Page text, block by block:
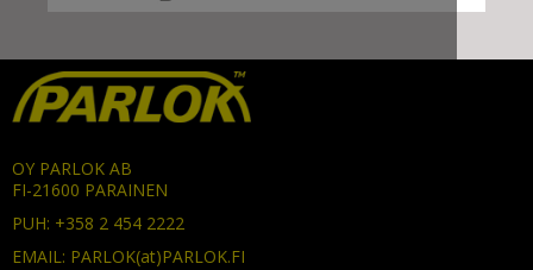
OY PARLOK AB
FI-21600 PARAINEN
PUH: +358 2 454 2222
EMAIL: PARLOK(at)PARLOK.FI